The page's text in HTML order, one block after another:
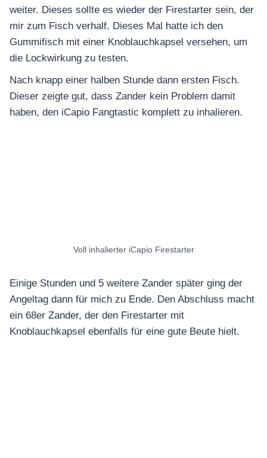
weiter. Dieses sollte es wieder der Firestarter sein, der
mir zum Fisch verhalf. Dieses Mal hatte ich den
Gummifisch mit einer Knoblauchkapsel versehen, um
die Lockwirkung zu testen.
Nach knapp einer halben Stunde dann ersten Fisch.
Dieser zeigte gut, dass Zander kein Problem damit
haben, den iCapio Fangtastic komplett zu inhalieren.
Voll inhalierter iCapio Firestarter
Einige Stunden und 5 weitere Zander später ging der
Angeltag dann für mich zu Ende. Den Abschluss macht
ein 68er Zander, der den Firestarter mit
Knoblauchkapsel ebenfalls für eine gute Beute hielt.